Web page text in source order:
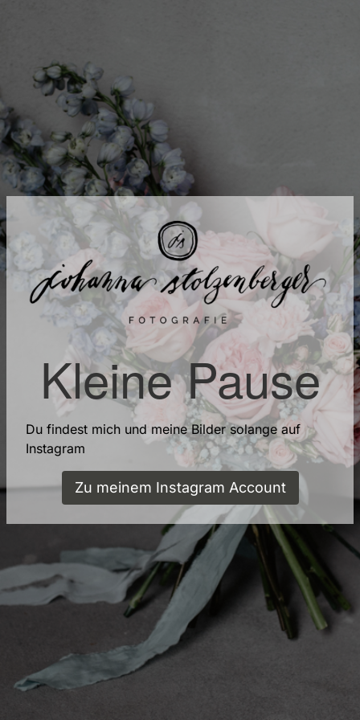
Kleine Pause
Du findest mich und meine Bilder solange auf
Instagram
Zu meinem Instagram Account